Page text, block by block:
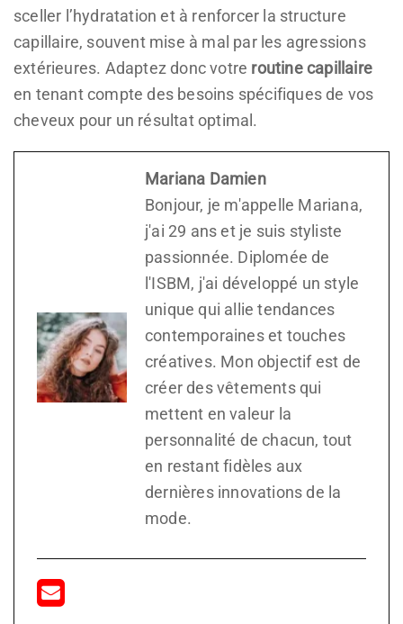
sceller l’hydratation et à renforcer la structure
capillaire, souvent mise à mal par les agressions
extérieures. Adaptez donc votre routine capillaire
en tenant compte des besoins spécifiques de vos
cheveux pour un résultat optimal.
Mariana Damien
Bonjour, je m'appelle Mariana,
j'ai 29 ans et je suis styliste
passionnée. Diplomée de
l'ISBM, j'ai développé un style
unique qui allie tendances
contemporaines et touches
créatives. Mon objectif est de
créer des vêtements qui
mettent en valeur la
personnalité de chacun, tout
en restant fidèles aux
dernières innovations de la
mode.